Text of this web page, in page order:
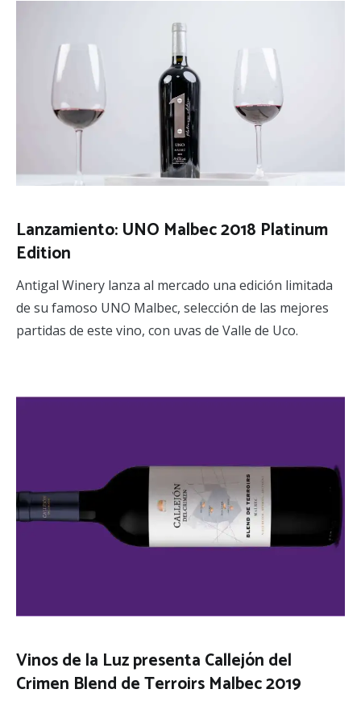
Lanzamiento: UNO Malbec 2018 Platinum
Edition
Antigal Winery lanza al mercado una edición limitada
de su famoso UNO Malbec, selección de las mejores
partidas de este vino, con uvas de Valle de Uco.
Vinos de la Luz presenta Callejón del
Crimen Blend de Terroirs Malbec 2019